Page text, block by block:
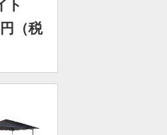
ト
円（税